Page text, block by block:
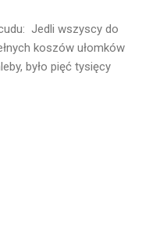
Jedli wszyscy do
koszów ułomków
było pięć tysięcy